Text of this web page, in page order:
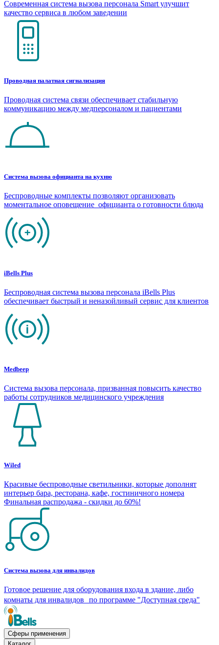
Современная система вызова персонала Smart улучшит
качество сервиса в любом заведении
Проводная палатная сигнализация
Проводная система связи обеспечивает стабильную
коммуникацию между медперсоналом и пациентами
Система вызова официанта на кухню
Беспроводные комплекты позволяют организовать
моментальное оповещение официанта о готовности блюда
iBells Plus
Беспроводная система вызова персонала iBells Plus
обеспечивает быстрый и неназойливый сервис для клиентов
Medbeep
Система вызова персонала, призванная повысить качество
работы сотрудников медицинского учреждения
Wiled
Красивые беспроводные светильники, которые дополнят
интерьер бара, ресторана, кафе, гостиничного номера
Финальная распродажа - скидки до 60%!
Система вызова для инвалидов
Готовое решение для оборудования входа в здание, либо
комнаты для инвалидов по программе "Доступная среда"
Сферы применения